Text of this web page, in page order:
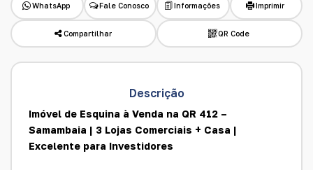
WhatsApp Fale Conosco Informações Imprimir
Compartilhar QR Code
Descrição
Imóvel de Esquina à Venda na QR 412 –
Samambaia | 3 Lojas Comerciais + Casa |
Excelente para Investidores